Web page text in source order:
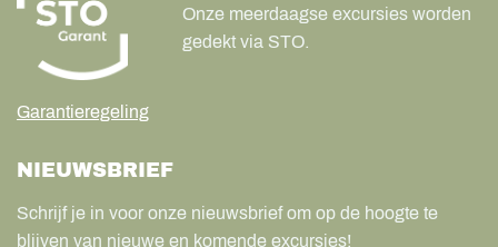
Garantieregeling
Onze meerdaagse excursies worden
gedekt via STO.
NIEUWSBRIEF
Schrijf je in voor onze nieuwsbrief om op de hoogte te
blijven van nieuwe en komende excursies!